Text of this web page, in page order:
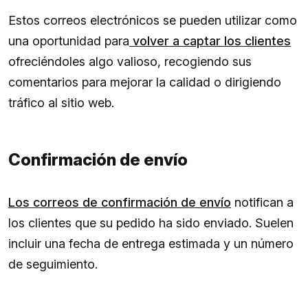
Estos correos electrónicos se pueden utilizar como
una oportunidad para volver a captar los clientes
ofreciéndoles algo valioso, recogiendo sus
comentarios para mejorar la calidad o dirigiendo
tráfico al sitio web.
Confirmación de envío
Los correos de confirmación de envío notifican a
los clientes que su pedido ha sido enviado. Suelen
incluir una fecha de entrega estimada y un número
de seguimiento.